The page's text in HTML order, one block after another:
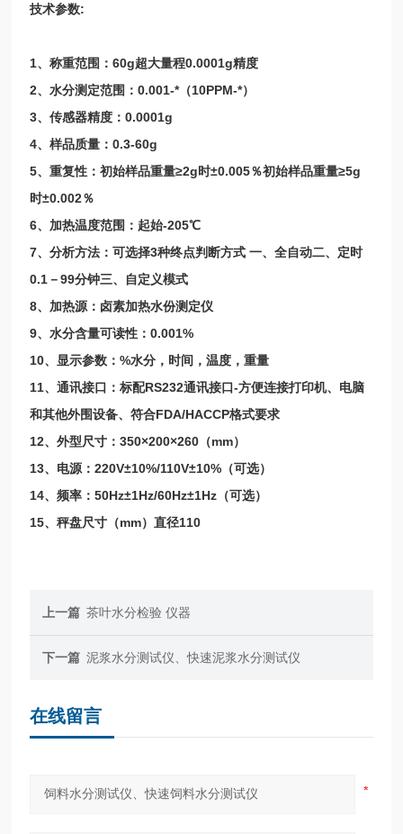
技术参数:
1、称重范围：60g超大量程0.0001g精度
2、水分测定范围：0.001-*（10PPM-*）
3、传感器精度：0.0001g
4、样品质量：0.3-60g
5、重复性：初始样品重量≥2g时±0.005％初始样品重量≥5g
时±0.002％
6、加热温度范围：起始-205℃
7、分析方法：可选择3种终点判断方式 一、全自动二、定时
0.1－99分钟三、自定义模式
8、加热源：卤素加热水份测定仪
9、水分含量可读性：0.001%
10、显示参数：%水分，时间，温度，重量
11、通讯接口：标配RS232通讯接口-方便连接打印机、电脑
和其他外围设备、符合FDA/HACCP格式要求
12、外型尺寸：350×200×260（mm）
13、电源：220V±10%/110V±10%（可选）
14、频率：50Hz±1Hz/60Hz±1Hz（可选）
15、秤盘尺寸（mm）直径110
上一篇 茶叶水分检验 仪器
下一篇 泥浆水分测试仪、快速泥浆水分测试仪
在线留言